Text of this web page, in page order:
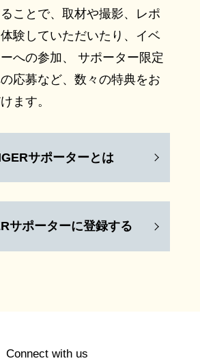
ことで、取材や撮影、レポ
験していただいたり、イベ
への参加、 サポーター限定
応募など、数々の特典をお
ます。
サポーターとは
サポーターに登録する
Connect with us